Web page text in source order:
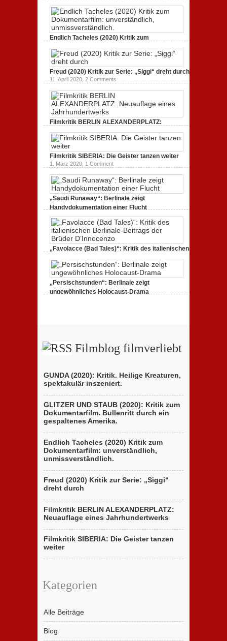
Dokumentarfilm. Bullenritt durch ein
gespaltenes Amerika.
3. Oktober 2020,2 Comments
Endlich Tacheles (2020) Kritik zum
Dokumentarfilm: unverständlich,
unmissverständlich.
19. Mai 2020,0 Comments
Freud (2020) Kritik zur Serie: „Siggi“ dreht durch
11. April 2020, 2 Comments
Filmkritik BERLIN ALEXANDERPLATZ:
Neuauflage eines Jahrhundertwerks
1. März 2020,2 Comments
Filmkritik SIBERIA: Die Geister tanzen weiter
1. März 2020, 1 Comment
„Saudi Runaway“: Berlinale zeigt
Handydokumentation einer Flucht
27. Februar 2020,0 Comments
„Favolacce (Bad Tales)“: Kritik des italienischen
Berlinale-Beitrags der Brüder D’Innocenzo
25. Februar 2020,2 Comments
„Persischstunden“: Berlinale zeigt
ungewöhnliches Holocaust-Drama
Filmblog filmverliebt
GUNDA (2020): Kritik. Heilige Kreaturen,
spektakulär inszeniert.
GLITZER UND STAUB (2020): Kritik zum
Dokumentarfilm. Bullenritt durch ein
gespaltenes Amerika.
Endlich Tacheles (2020) Kritik zum
Dokumentarfilm: unverständlich,
unmissverständlich.
Freud (2020) Kritik zur Serie: „Siggi“
dreht durch
Filmkritik BERLIN ALEXANDERPLATZ:
Neuauflage eines Jahrhundertwerks
Filmkritik SIBERIA: Die Geister tanzen
weiter
Kategorien
Alle Beiträge
Blog